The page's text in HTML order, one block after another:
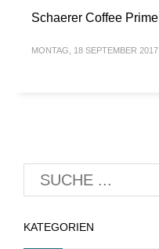
Schaerer Coffee Prime
MONTAG, 18 SEPTEMBER 2017
KATEGORIEN